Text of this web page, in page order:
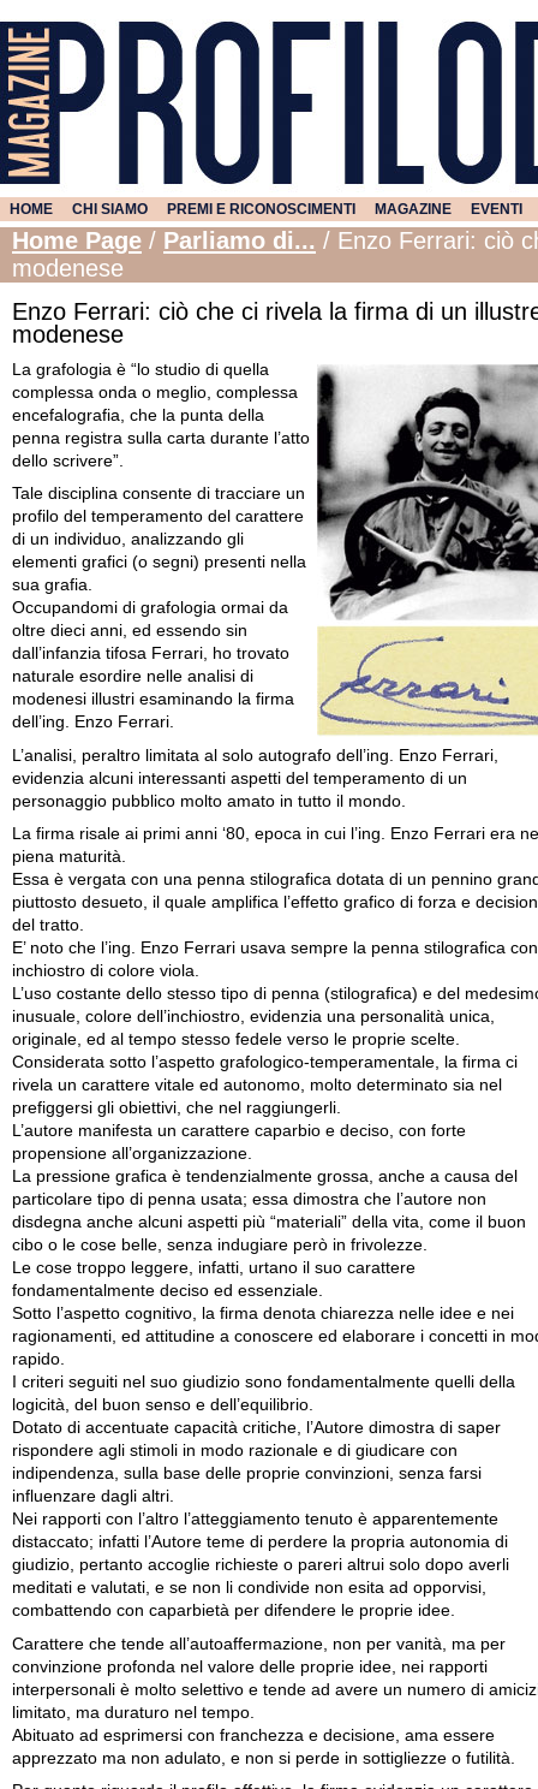
HOME CHI SIAMO PREMI E RICONOSCIMENTI MAGAZINE EVENTI
Home Page / Parliamo di... / Enzo Ferrari: ciò
modenese
Enzo Ferrari: ciò che ci rivela la firma di un
modenese
La grafologia è “lo studio di quella
complessa onda o meglio, complessa
encefalografia, che la punta della
penna registra sulla carta durante l’atto
dello scrivere”.
Tale disciplina consente di tracciare un
profilo del temperamento del carattere
di un individuo, analizzando gli
elementi grafici (o segni) presenti nella
sua grafia.
Occupandomi di grafologia ormai da
oltre dieci anni, ed essendo sin
dall’infanzia tifosa Ferrari, ho trovato
naturale esordire nelle analisi di
modenesi illustri esaminando la firma
dell’ing. Enzo Ferrari.
L’analisi, peraltro limitata al solo autografo dell’ing. Enzo Ferrari,
evidenzia alcuni interessanti aspetti del temperamento di un
personaggio pubblico molto amato in tutto il mondo.
La firma risale ai primi anni ‘80, epoca in cui l’ing. Enzo Ferrari era
piena maturità.
Essa è vergata con una penna stilografica dotata di un pennino
piuttosto desueto, il quale amplifica l’effetto grafico di forza e
del tratto.
E’ noto che l’ing. Enzo Ferrari usava sempre la penna stilografica con
inchiostro di colore viola.
L’uso costante dello stesso tipo di penna (stilografica) e del
inusuale, colore dell’inchiostro, evidenzia una personalità unica,
originale, ed al tempo stesso fedele verso le proprie scelte.
Considerata sotto l’aspetto grafologico-temperamentale, la firma ci
rivela un carattere vitale ed autonomo, molto determinato sia nel
prefiggersi gli obiettivi, che nel raggiungerli.
L’autore manifesta un carattere caparbio e deciso, con forte
propensione all’organizzazione.
La pressione grafica è tendenzialmente grossa, anche a causa del
particolare tipo di penna usata; essa dimostra che l’autore non
disdegna anche alcuni aspetti più “materiali” della vita, come il buon
cibo o le cose belle, senza indugiare però in frivolezze.
Le cose troppo leggere, infatti, urtano il suo carattere
fondamentalmente deciso ed essenziale.
Sotto l’aspetto cognitivo, la firma denota chiarezza nelle idee e nei
ragionamenti, ed attitudine a conoscere ed elaborare i concetti in
rapido.
I criteri seguiti nel suo giudizio sono fondamentalmente quelli della
logicità, del buon senso e dell’equilibrio.
Dotato di accentuate capacità critiche, l’Autore dimostra di saper
rispondere agli stimoli in modo razionale e di giudicare con
indipendenza, sulla base delle proprie convinzioni, senza farsi
influenzare dagli altri.
Nei rapporti con l’altro l’atteggiamento tenuto è apparentemente
distaccato; infatti l’Autore teme di perdere la propria autonomia di
giudizio, pertanto accoglie richieste o pareri altrui solo dopo averli
meditati e valutati, e se non li condivide non esita ad opporvisi,
combattendo con caparbietà per difendere le proprie idee.
Carattere che tende all’autoaffermazione, non per vanità, ma per
convinzione profonda nel valore delle proprie idee, nei rapporti
interpersonali è molto selettivo e tende ad avere un numero di
limitato, ma duraturo nel tempo.
Abituato ad esprimersi con franchezza e decisione, ama essere
apprezzato ma non adulato, e non si perde in sottigliezze o futilità.